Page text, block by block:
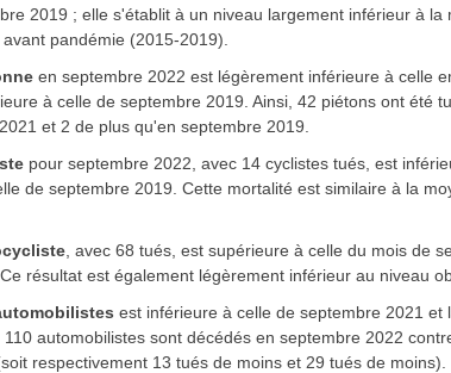
2019 ; elle s'établit à un niveau largement inférieur à
pandémie (2015-2019).
en septembre 2022 est légèrement inférieure à celle
à celle de septembre 2019. Ainsi, 42 piétons ont été
et 2 de plus qu'en septembre 2019.
pour septembre 2022, avec 14 cyclistes tués, est
de septembre 2019. Cette mortalité est similaire à la
avec 68 tués, est supérieure à celle du mois de
résultat est également légèrement inférieur au niveau
est inférieure à celle de septembre 2021 et
automobilistes sont décédés en septembre 2022
respectivement 13 tués de moins et 29 tués de